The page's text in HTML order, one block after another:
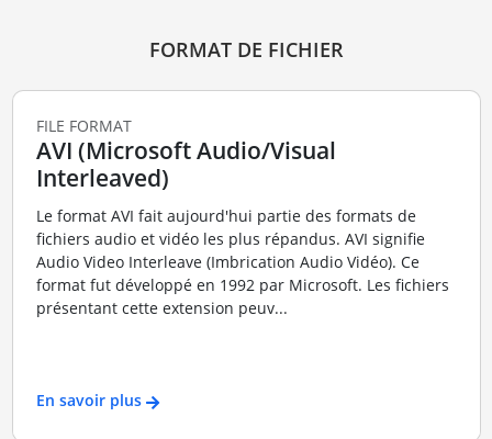
FORMAT DE FICHIER
FILE FORMAT
AVI (Microsoft Audio/Visual
Interleaved)
Le format AVI fait aujourd'hui partie des formats de
fichiers audio et vidéo les plus répandus. AVI signifie
Audio Video Interleave (Imbrication Audio Vidéo). Ce
format fut développé en 1992 par Microsoft. Les fichiers
présentant cette extension peuv...
En savoir plus